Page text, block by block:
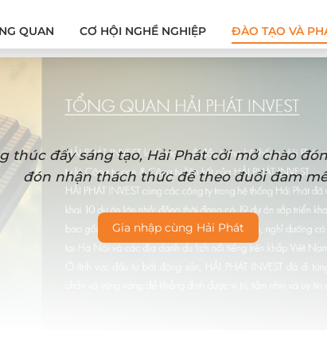
QUAN CƠ HỘI NGHỀ NGHIỆP ĐÀO TẠO VÀ
thúc đẩy sáng tạo, Hải Phát cởi mở chào
đón nhận thách thức để theo đuổi đam
Gia nhập cùng Hải Phát